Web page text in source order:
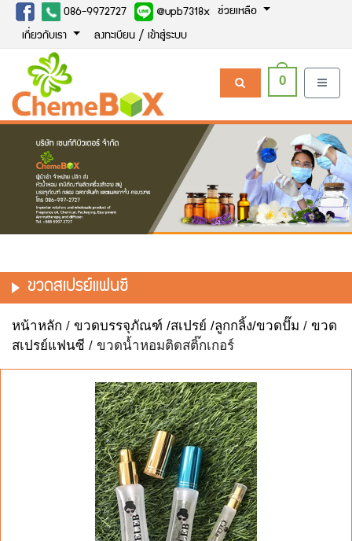
086-9972727 @upb7318x ช่วยเหลือ
เกี่ยวกับเรา ลงทะเบียน / เข้าสู่ระบบ
0
ขวดสเปรย์แฟนซี
หน้าหลัก / ขวดบรรจุภัณฑ์ /สเปรย์ /ลูกกลิ้ง/ขวดปั๊ม / ขวด
สเปรย์แฟนซี / ขวดน้ำหอมติดสติ๊กเกอร์